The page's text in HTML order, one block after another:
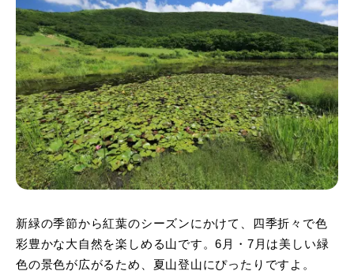
新緑の季節から紅葉のシーズンにかけて、四季折々で色
彩豊かな大自然を楽しめる山です。6月・7月は美しい緑
色の景色が広がるため、夏山登山にぴったりですよ。